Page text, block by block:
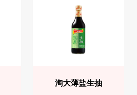
淘大薄盐生抽